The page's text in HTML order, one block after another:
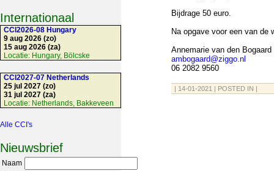
Bijdrage 50 euro.
Na opgave voor een van
Annemarie van den Bogaard
ambogaard@ziggo.nl
06 2082 9560
| 14-01-2021 | POSTED IN |
Internationaal
CCI2026-08 Hungary
9 aug 2026 (zo)
15 aug 2026 (za)
Locatie: Hungary, Bölcske
CCI2027-07 Netherlands
25 jul 2027 (zo)
31 jul 2027 (za)
Locatie: Netherlands, Bakkeveen
Alle CCI's
Nieuwsbrief
Naam